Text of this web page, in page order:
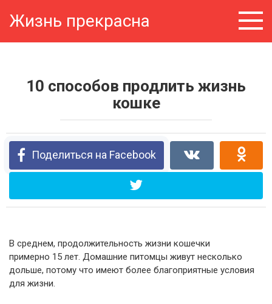
Жизнь прекрасна
10 способов продлить жизнь
кошке
Поделиться на Facebook
В среднем, продолжительность жизни кошечки
примерно 15 лет. Домашние питомцы живут несколько
дольше, потому что имеют более благоприятные условия
для жизни.